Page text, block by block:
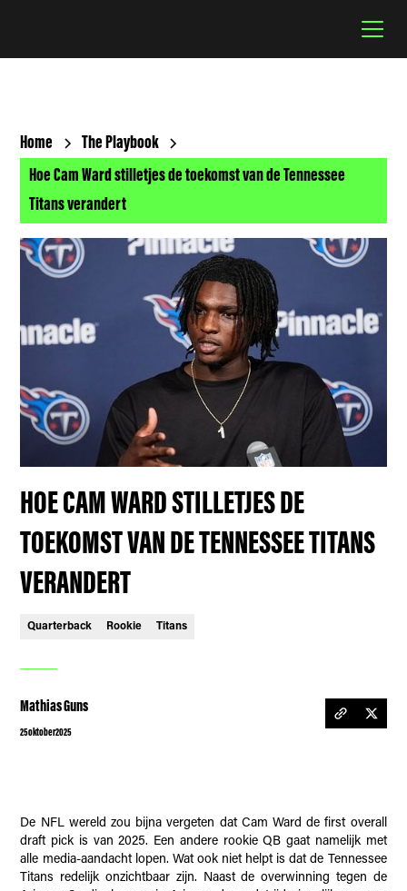
Home
The Playbook
Hoe Cam Ward stilletjes de toekomst van de Tennessee
Titans verandert
HOE CAM WARD STILLETJES DE
TOEKOMST VAN DE TENNESSEE TITANS
VERANDERT
Quarterback Rookie Titans
Mathias Guns
25oktober2025
De NFL wereld zou bijna vergeten dat Cam Ward de first overall
draft pick is van 2025. Een andere rookie QB gaat namelijk met
alle media-aandacht lopen. Wat ook niet helpt is dat de Tennessee
Titans redelijk onzichtbaar zijn. Naast de overwinning tegen de